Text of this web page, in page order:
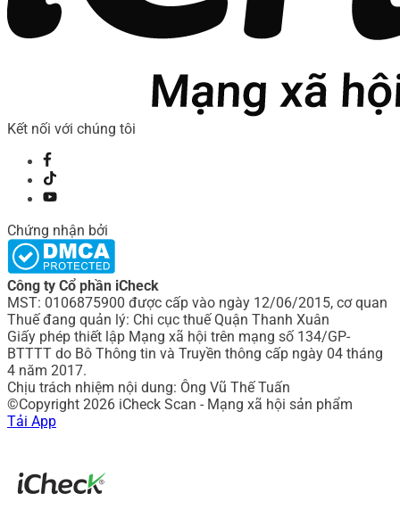
Kết nối với chúng tôi
Chứng nhận bởi
Công ty Cổ phần iCheck
MST: 0106875900 được cấp vào ngày 12/06/2015, cơ quan
Thuế đang quản lý: Chi cục thuế Quận Thanh Xuân
Giấy phép thiết lập Mạng xã hội trên mạng số 134/GP-
BTTTT do Bô Thông tin và Truyền thông cấp ngày 04 tháng
4 năm 2017.
Chịu trách nhiệm nội dung: Ông Vũ Thế Tuấn
©Copyright 2026 iCheck Scan - Mạng xã hội sản phẩm
Tải App